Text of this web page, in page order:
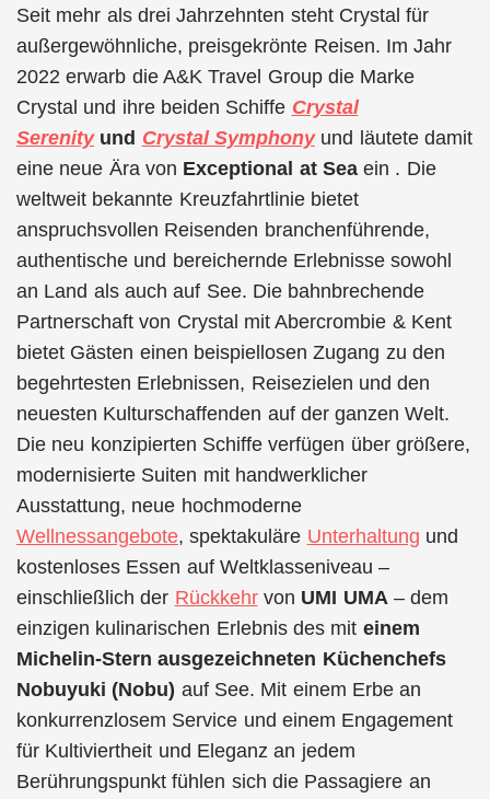
Seit mehr als drei Jahrzehnten steht Crystal für
außergewöhnliche, preisgekrönte Reisen. Im Jahr
2022 erwarb die A&K Travel Group die Marke
Crystal und ihre beiden Schiffe Crystal
Serenityund Crystal Symphonyund läutete damit
eine neue Ära von Exceptional at Seaein . Die
weltweit bekannte Kreuzfahrtlinie bietet
anspruchsvollen Reisenden branchenführende,
authentische und bereichernde Erlebnisse sowohl
an Land als auch auf See. Die bahnbrechende
Partnerschaft von Crystal mit Abercrombie & Kent
bietet Gästen einen beispiellosen Zugang zu den
begehrtesten Erlebnissen, Reisezielen und den
neuesten Kulturschaffenden auf der ganzen Welt.
Die neu konzipierten Schiffe verfügen über größere,
modernisierte Suiten mit handwerklicher
Ausstattung, neue hochmoderne
Wellnessangebote, spektakuläre Unterhaltung und
kostenloses Essen auf Weltklasseniveau –
einschließlich der Rückkehrvon UMI UMA – dem
einzigen kulinarischen Erlebnis des mit einem
Michelin-Stern ausgezeichneten Küchenchefs
Nobuyuki (Nobu) auf See. Mit einem Erbe an
konkurrenzlosem Service und einem Engagement
für Kultiviertheit und Eleganz an jedem
Berührungspunkt fühlen sich die Passagiere an